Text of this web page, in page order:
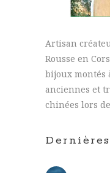
Artisan
Rousse en
bijoux montés
anciennes et
chinées lors